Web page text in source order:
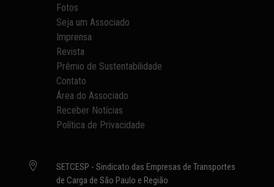
Fotos
Seja um Associado
Imprensa
Revista
Prêmio de Sustentabilidade
Contato
Área do Associado
Receber Notícias
Política de Privacidade

SETCESP - Sindicato das Empresas de Transportes
de Carga de São Paulo e Região